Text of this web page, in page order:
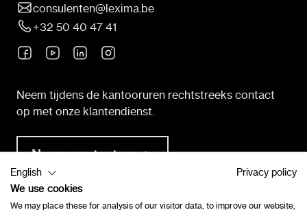
consulenten@lexima.be
+32 50 40 47 41
Neem tijdens de kantooruren rechtstreeks contact
op met onze klantendienst.
Neem contact op
Programma's
English
Privacy policy
We use cookies
We may place these for analysis of our visitor data, to improve our website,